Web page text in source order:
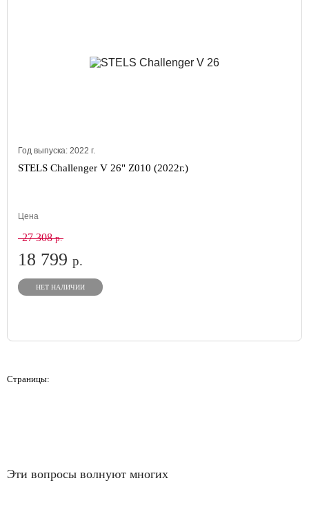
Год выпуска: 2022 г.
STELS Challenger V 26" Z010 (2022г.)
Цена
27 308р.
18 799 р.
НЕТ НАЛИЧИИ
Страницы:
Эти вопросы волнуют многих